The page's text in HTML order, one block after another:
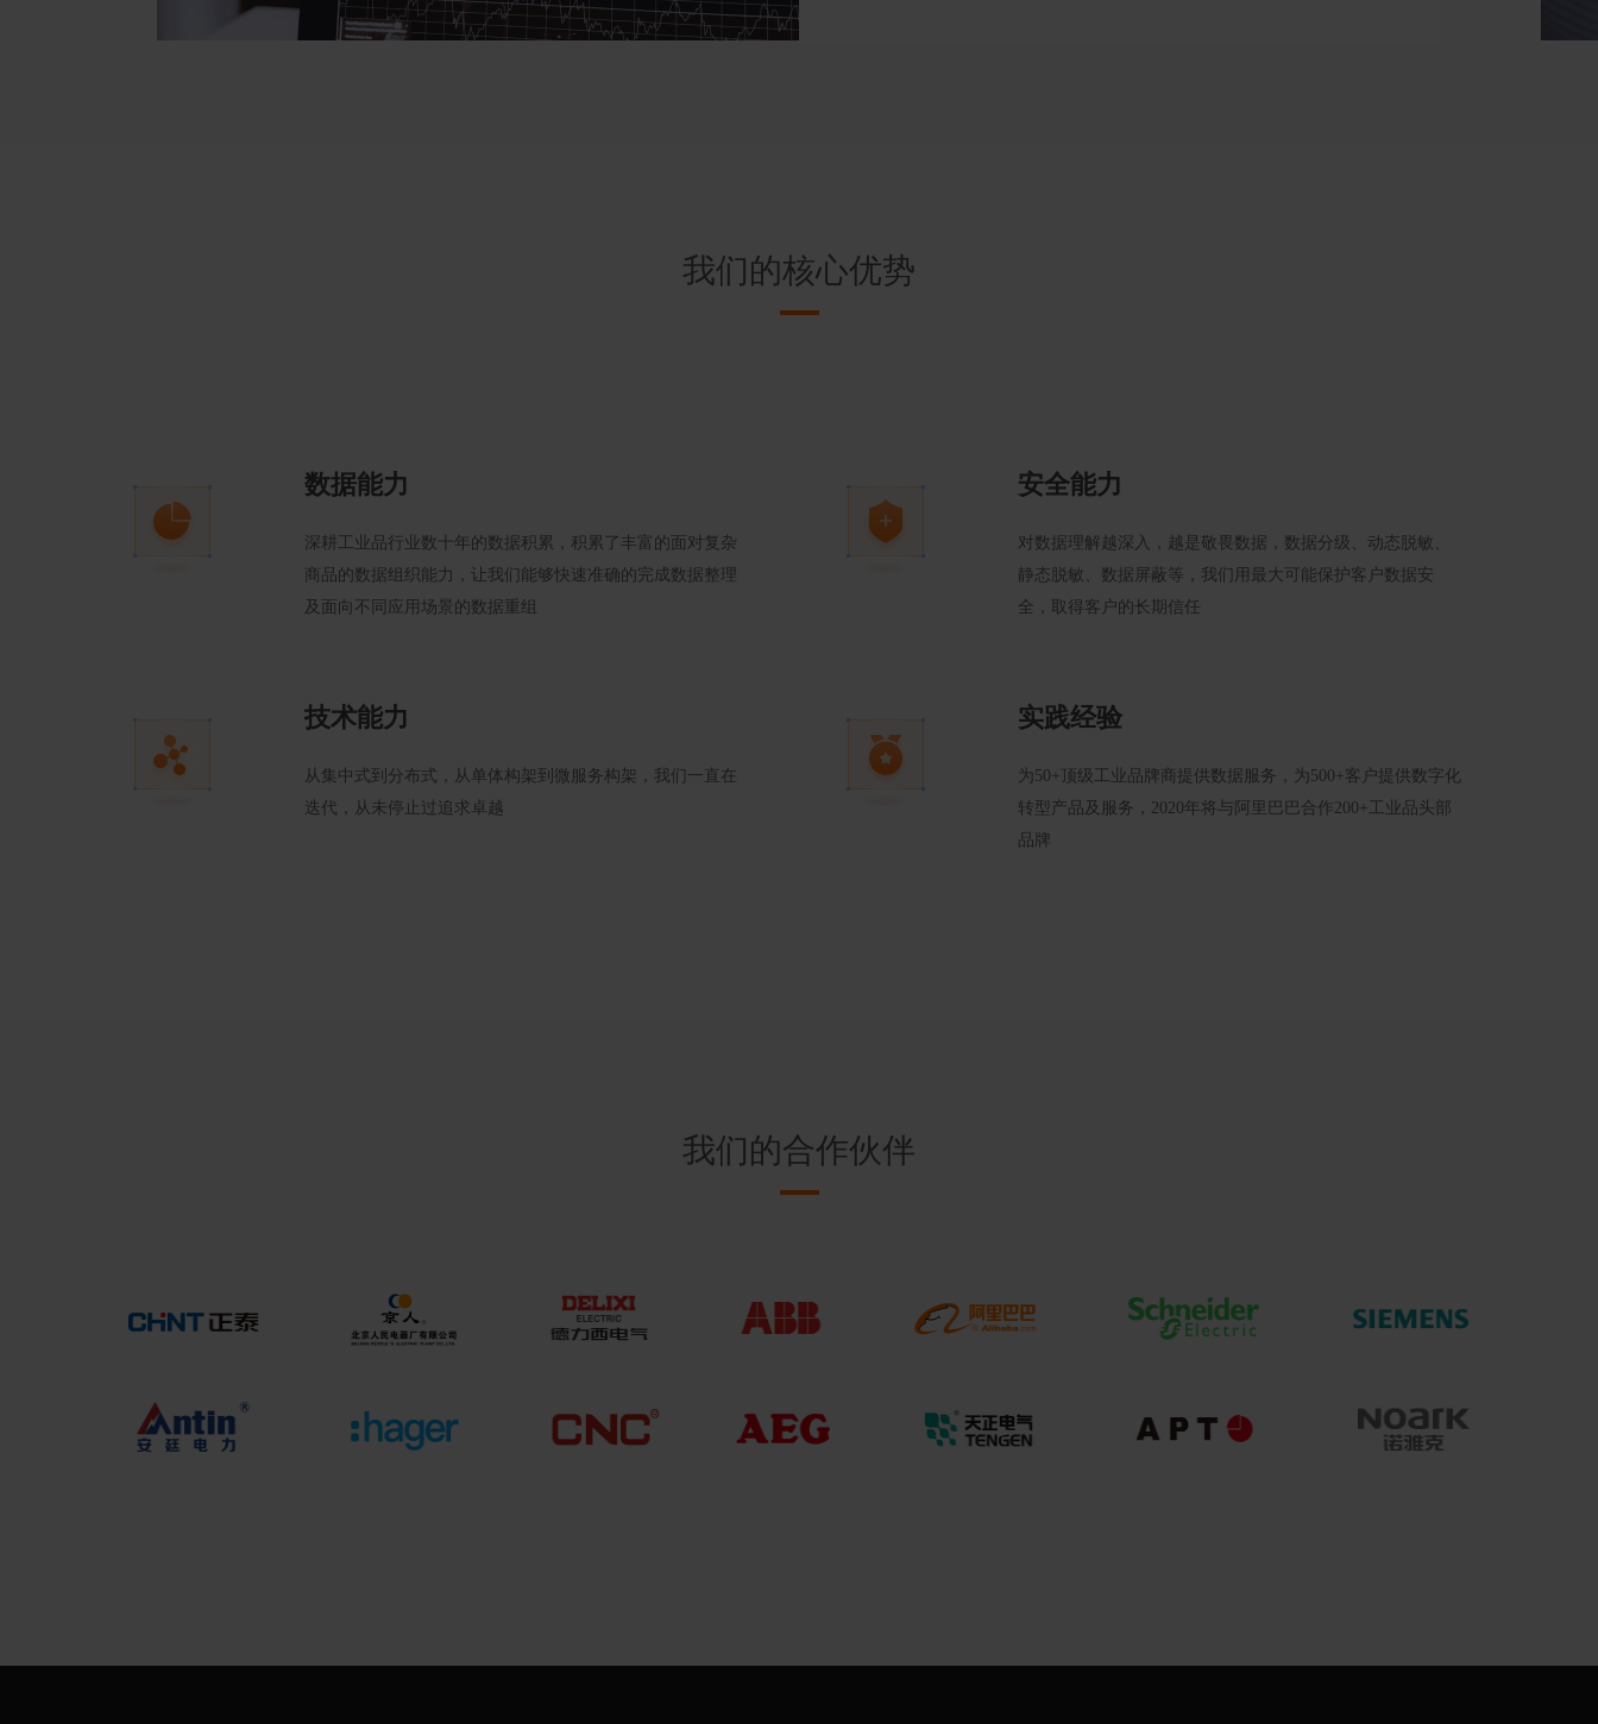
我们的核心优势
数据能力
深耕工业品行业数十年的数据积累，积累了丰富的面对复杂
商品的数据组织能力，让我们能够快速准确的完成数据整理
及面向不同应用场景的数据重组
安全能力
对数据理解越深入，越是敬畏数据，数据分级、动态脱敏、
静态脱敏、数据屏蔽等，我们用最大可能保护客户数据安
全，取得客户的长期信任
技术能力
从集中式到分布式，从单体构架到微服务构架，我们一直在
迭代，从未停止过追求卓越
实践经验
为50+顶级工业品牌商提供数据服务，为500+客户提供数字化
转型产品及服务，2020年将与阿里巴巴合作200+工业品头部
品牌
我们的合作伙伴